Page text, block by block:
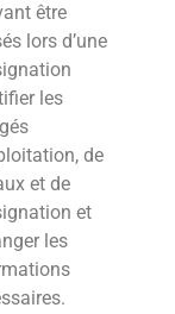
être
lors d’une
les
de
et de
et
les